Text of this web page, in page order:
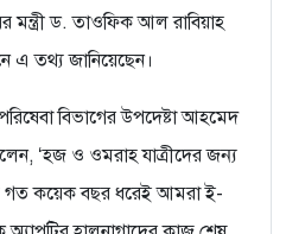
মন্ত্রী ড. তাওফিক আল রাবিয়াহ
এ তথ্য জানিয়েছেন।
বিভাগের উপদেষ্টা আহমেদ
‘হজ ও ওমরাহ যাত্রীদের জন্য
গত কয়েক বছর ধরেই আমরা ই-